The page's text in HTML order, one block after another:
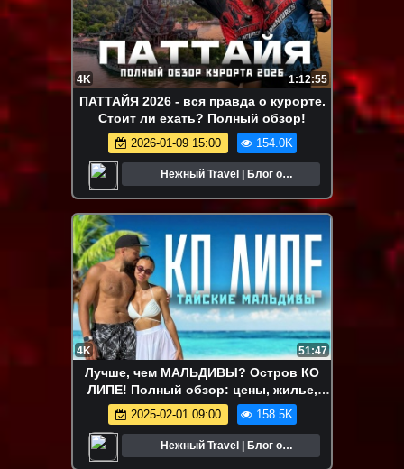
4K 1:12:55
ПАТТАЙЯ 2026 - вся правда о курорте.
Стоит ли ехать? Полный обзор!
2026-01-09 15:00 154.0K
Нежный Travel | Блог о
путешествиях
4K 51:47
Лучше, чем МАЛЬДИВЫ? Остров КО
ЛИПЕ! Полный обзор: цены, жилье,
пляжи, как доехать. Таиланд 2025!
2025-02-01 09:00 158.5K
Нежный Travel | Блог о
путешествиях